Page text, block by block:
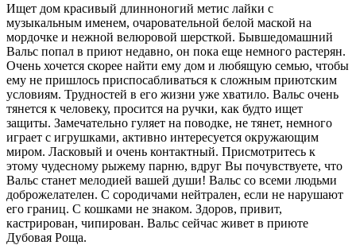
Ищет дом красивый длинноногий метис лайки с
музыкальным именем, очаровательной белой маской на
мордочке и нежной велюровой шерсткой. Бывшедомашний
Вальс попал в приют недавно, он пока еще немного растерян.
Очень хочется скорее найти ему дом и любящую семью, чтобы
ему не пришлось приспосабливаться к сложным приютским
условиям. Трудностей в его жизни уже хватило. Вальс очень
тянется к человеку, просится на ручки, как будто ищет
защиты. Замечательно гуляет на поводке, не тянет, немного
играет с игрушками, активно интересуется окружающим
миром. Ласковый и очень контактный. Присмотритесь к
этому чудесному рыжему парню, вдруг Вы почувствуете, что
Вальс станет мелодией вашей души! Вальс со всеми людьми
доброжелателен. С сородичами нейтрален, если не нарушают
его границ. С кошками не знаком. Здоров, привит,
кастрирован, чипирован. Вальс сейчас живет в приюте
Дубовая Роща.